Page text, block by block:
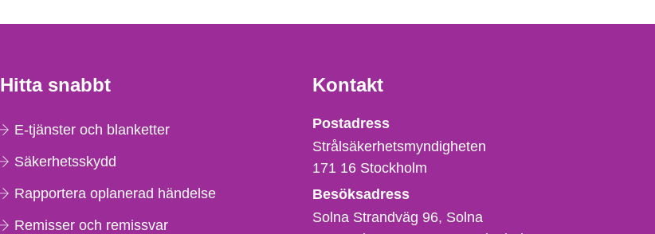
Hitta snabbt
E-tjänster och blanketter
Säkerhetsskydd
Rapportera oplanerad händelse
Remisser och remissvar
Kontakt
Strålsäkerhetsmyndigheten
Postadress
Strålsäkerhetsmyndigheten
171 16 Stockholm
Besöksadress
Solna Strandväg 96, Solna